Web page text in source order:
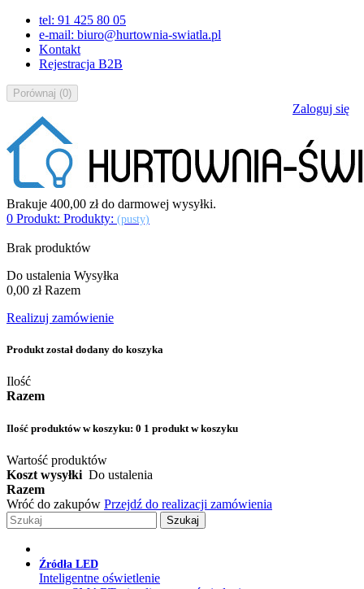
tel: 91 425 80 05
e-mail: biuro@hurtownia-swiatla.pl
Kontakt
Rejestracja B2B
Porównaj (0)
Zaloguj się
Brakuje 400,00 złdo darmowej wysyłki.
0 Produkt: Produkty: (pusty)
Brak produktów
Do ustalenia Wysyłka
0,00 zł Razem
Realizuj zamówienie
Produkt został dodany do koszyka
Ilość
Razem
Ilość produktów w koszyku: 0 1 produkt w koszyku
Wartość produktów
Koszt wysyłki Do ustalenia
Razem
Wróć do zakupów Przejdź do realizacji zamówienia
Szukaj
Źródła LED
Inteligentne oświetlenie